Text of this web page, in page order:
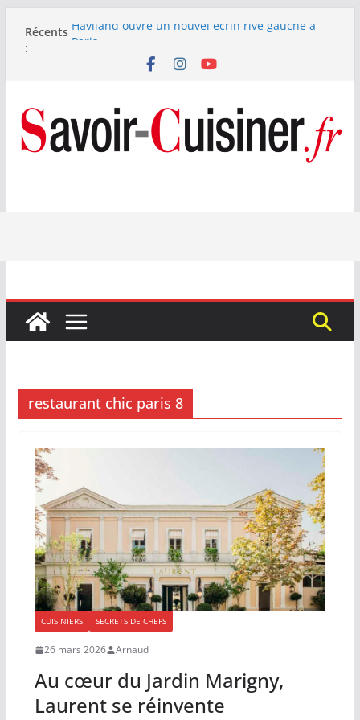
Récents
:
Haviland ouvre un nouvel écrin rive gauche à
Nous avons testé le four à pizza électrique
Little Ice 700 W
Fête des Pères : le digestif se fait gourmand avec
Laphroaig et Arnaud Larher
Catawiki met aux enchères un whisky japonais
restaurant chic paris 8
CUISINIERS SECRETS DE CHEFS
26 mars 2026 Arnaud
Au cœur du Jardin Marigny,
Laurent se réinvente